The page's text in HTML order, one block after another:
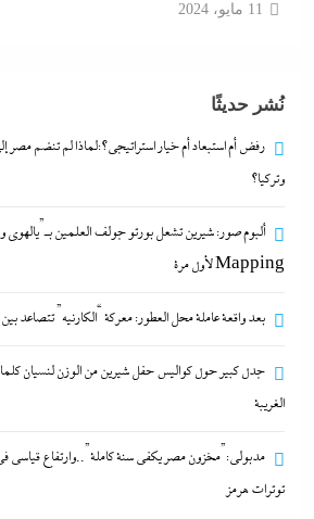
11 مايو، 2024
بين نقابتى الصحفيين والعمال
11 مايو، 2024
كلمات الأغانى وردود الفعل الغريبة
11 مايو، 2024
إلى تحالف السعودية وباكستان وتركيا؟
11 مايو، 2024
ألبوم صور: شيرين تشعل بورتو جولف
نُشر حديثًا
رفض أم استبعاد أم خيار استراتيجي؟:لماذا لم تنضم مصر
وتركيا؟
Mapping لأول مرة
بعد واقعة عاملة محل العطور: معركة “الكارنيه” تتصاعد
جدل كبير حول كواليس حفل شيرين من الوزن لنسيان
الغريبة
مدبولي:”مخزون مصر يكفي سنة كاملة”..وارتفاع قياسي
توترات هرمز